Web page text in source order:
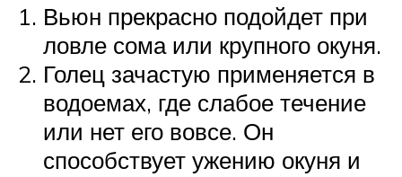
Вьюн прекрасно подойдет при
ловле сома или крупного окуня.
Голец зачастую применяется в
водоемах, где слабое течение
или нет его вовсе. Он
способствует ужению окуня и